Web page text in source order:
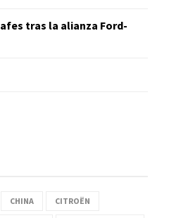
tras la alianza Ford-
CHINA CITROËN